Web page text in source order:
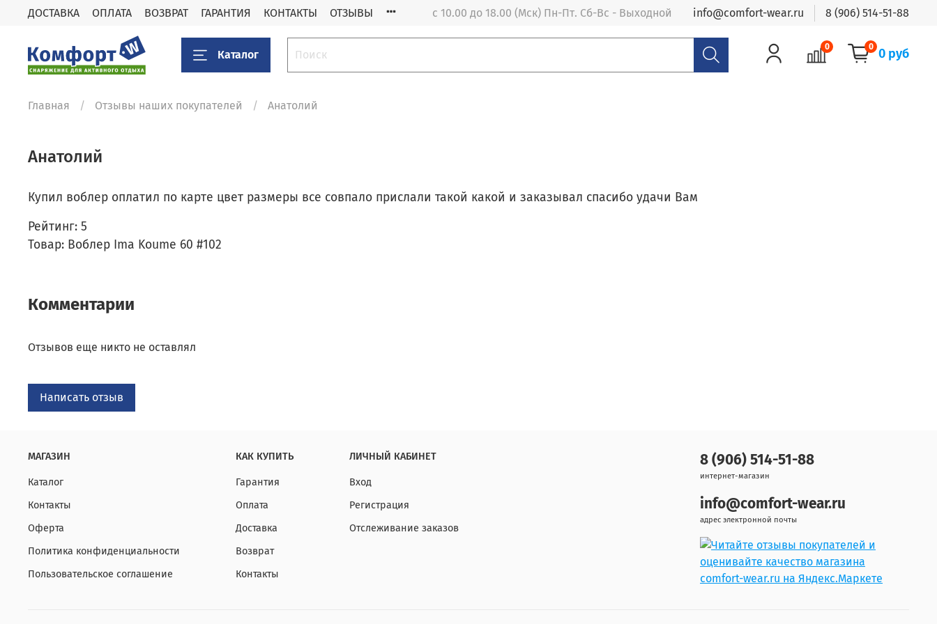
ДОСТАВКА ОПЛАТА ВОЗВРАТ ГАРАНТИЯ КОНТАКТЫ ОТЗЫВЫ с 10.00 до 18.00 (Мск) Пн-Пт. Cб-Вс - Выходной info@comfort-wear.ru 8 (906) 514-51-88
Каталог
0 0 0 руб
Главная Отзывы наших покупателей Aнатолий
Aнатолий
Купил воблер оплатил по карте цвет размеры все совпало прислали такой какой и заказывал спасибо удачи Вам
Рейтинг: 5
Товар: Воблер Ima Koume 60 #102
Комментарии
Отзывов еще никто не оставлял
Написать отзыв
МАГАЗИН
Каталог
Контакты
Оферта
Политика конфиденциальности
Пользовательское соглашение
КАК КУПИТЬ
Гарантия
Оплата
Доставка
Возврат
Контакты
ЛИЧНЫЙ КАБИНЕТ
Вход
Регистрация
Отслеживание заказов
8 (906) 514-51-88
интернет-магазин
info@comfort-wear.ru
адрес электронной почты